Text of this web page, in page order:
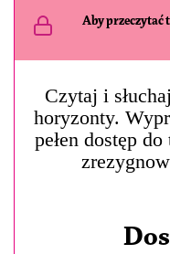
Aby przeczytać
Czytaj i
horyzonty.
pełen dostęp